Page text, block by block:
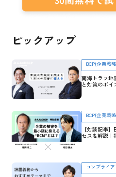
ピックアップ
BCP(企業戦
南海トラフ地
と対策のポ
BCP(企業戦
【対談記事
セスを解説｜
コンプライ